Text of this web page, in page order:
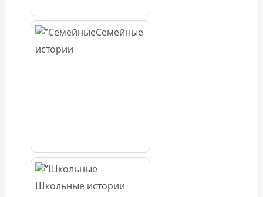
Семейные
истории
Школьные истории